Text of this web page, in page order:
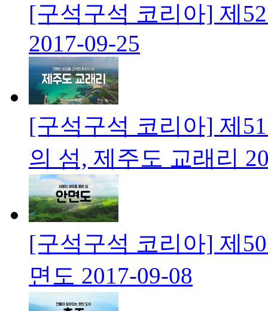
[구석구석 코리아] 제
2017-09-25
[구석구석 코리아] 제
의 섬, 제주도 교래리
[구석구석 코리아] 제
면도 2017-09-08